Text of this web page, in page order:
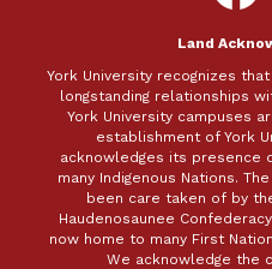
Land
York University recognizes
longstanding relationships
York University campuses
establishment of York
acknowledges its
many Indigenous Nations.
been care taken of by
Haudenosaunee
now home to many First
We acknowledge the